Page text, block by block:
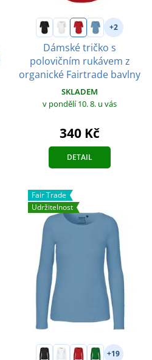
+2
Dámské tričko s
polovičním rukávem z
organické Fairtrade bavlny
SKLADEM
v pondělí 10. 8. u vás
340 Kč
DETAIL
Fair Trade
Udržitelnost
+19